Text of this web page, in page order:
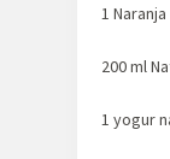
1 Naranja
200 ml
1 yogur